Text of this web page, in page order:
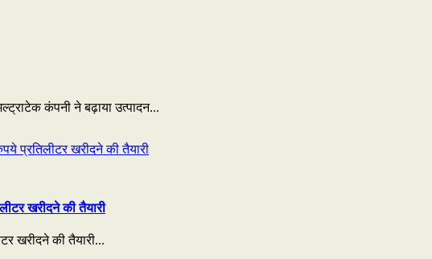
कंपनी ने बढ़ाया उत्पादन...
खरीदने की तैयारी
खरीदने की तैयारी...